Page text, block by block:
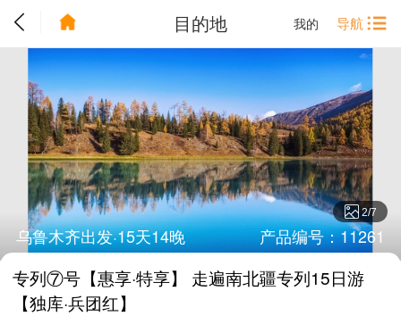
我的 导航
目的地
2/7
乌鲁木齐出发·15天14晚 产品编号：11261
专列⑦号【惠享·特享】 走遍南北疆专列15日游
【独库·兵团红】